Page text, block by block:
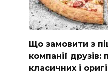
Що замовити з
компанії друзів:
класичних і